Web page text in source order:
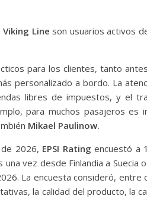
Viking Line son usuarios activos
para los clientes, tanto
personalizado a bordo. La
libres de impuestos, y el
para muchos pasajeros
Mikael Paulinow.
2026, EPSI Rating encuestó a
vez desde Finlandia a Suecia
La encuesta consideró, entre
la calidad del producto, la